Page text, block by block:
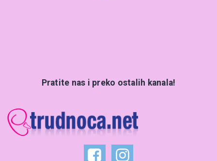
Pratite nas i preko ostalih kanala!